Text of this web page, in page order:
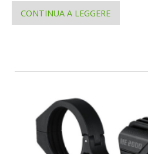
CONTINUA A LEGGERE